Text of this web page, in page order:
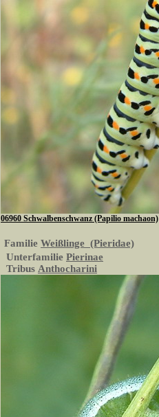
06960 Schwalbenschwanz (Papilio machaon)
Familie Weißlinge (Pieridae)
Unterfamilie Pierinae
Tribus Anthocharini